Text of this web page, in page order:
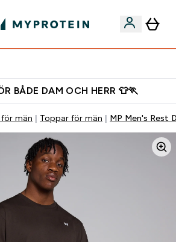
BÅDE DAM OCH HERR 👕🏃
för män Toppar för män MP Men's Rest